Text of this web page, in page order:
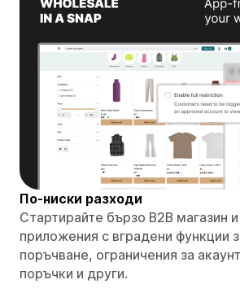
По-ниски разходи
Стартирайте бързо B2B магазин
приложения с вградени функции
поръчване, ограничения за
поръчки и други.